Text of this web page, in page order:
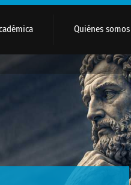
Quiénes somos